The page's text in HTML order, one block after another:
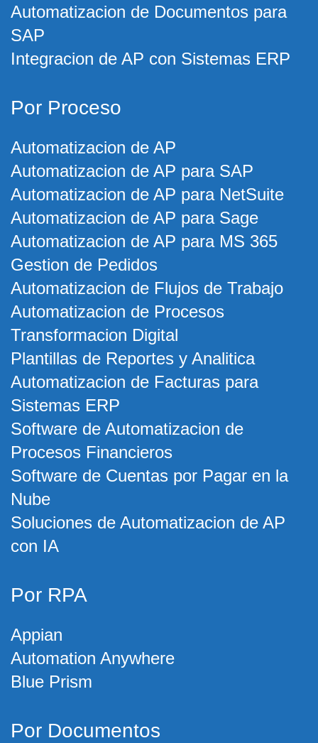
Automatizacion de Documentos para
SAP
Integracion de AP con Sistemas ERP
Por Proceso
Automatizacion de AP
Automatizacion de AP para SAP
Automatizacion de AP para NetSuite
Automatizacion de AP para Sage
Automatizacion de AP para MS 365
Gestion de Pedidos
Automatizacion de Flujos de Trabajo
Automatizacion de Procesos
Transformacion Digital
Plantillas de Reportes y Analitica
Automatizacion de Facturas para
Sistemas ERP
Software de Automatizacion de
Procesos Financieros
Software de Cuentas por Pagar en la
Nube
Soluciones de Automatizacion de AP
con IA
Por RPA
Appian
Automation Anywhere
Blue Prism
Por Documentos